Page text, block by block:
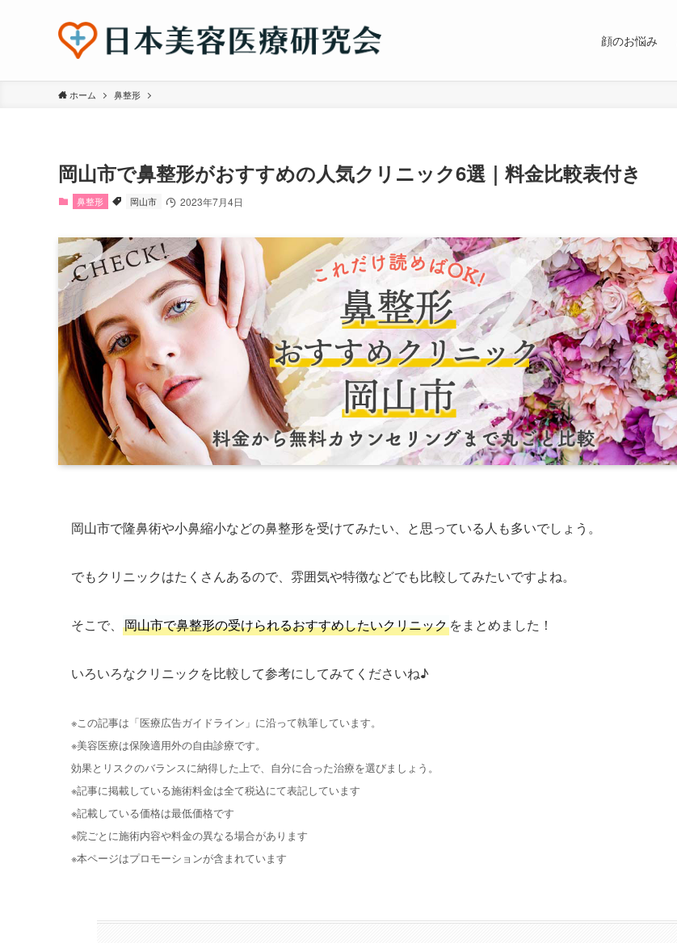
顔のお悩み
ホーム 鼻整形
岡山市で鼻整形がおすすめの人気クリニック6選｜料金比較表付き
鼻整形 岡山市 2023年7月4日
岡山市で隆鼻術や小鼻縮小などの鼻整形を受けてみたい、と思っている人も多いでしょう。
でもクリニックはたくさんあるので、雰囲気や特徴などでも比較してみたいですよね。
そこで、 岡山市で鼻整形の受けられるおすすめしたいクリニックをまとめました！
いろいろなクリニックを比較して参考にしてみてくださいね♪
※この記事は「医療広告ガイドライン」に沿って執筆しています。
※美容医療は保険適用外の自由診療です。
効果とリスクのバランスに納得した上で、自分に合った治療を選びましょう。
※記事に掲載している施術料金は全て税込にて表記しています
※記載している価格は最低価格です
※院ごとに施術内容や料金の異なる場合があります
※本ページはプロモーションが含まれています